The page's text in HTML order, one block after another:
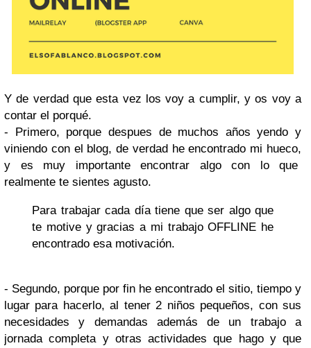
Y de verdad que esta vez los voy a cumplir, y os voy a
contar el porqué.
- Primero, porque despues de muchos años yendo y
viniendo con el blog, de verdad he encontrado mi hueco,
y es muy importante encontrar algo con lo que
realmente te sientes agusto.
Para trabajar cada día tiene que ser algo que
te motive y gracias a mi trabajo OFFLINE he
encontrado esa motivación.
- Segundo, porque por fin he encontrado el sitio, tiempo y
lugar para hacerlo, al tener 2 niños pequeños, con sus
necesidades y demandas además de un trabajo a
jornada completa y otras actividades que hago y que